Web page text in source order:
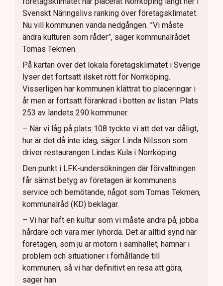
Svenskt Näringslivs ranking över företagsklimatet.
Nu vill kommunen vända nedgången. ”Vi måste
ändra kulturen som råder”, säger kommunalrådet
Tomas Tekmen.
På kartan över det lokala företagsklimatet i Sverige
lyser det fortsatt ilsket rött för Norrköping.
Visserligen har kommunen klättrat tio placeringar i
år men är fortsatt förankrad i botten av listan: Plats
253 av landets 290 kommuner.
– När vi låg på plats 108 tyckte vi att det var dåligt,
hur är det då inte idag, säger Linda Nilsson som
driver restaurangen Lindas Kula i Norrköping.
Den punkt i LFK-undersökningen där förvaltningen
får sämst betyg av företagen är kommunens
service och bemötande, något som Tomas Tekmen,
kommunalråd (KD) beklagar.
– Vi har haft en kultur som vi måste ändra på, jobba
hårdare och vara mer lyhörda. Det är alltid synd när
företagen, som ju är motorn i samhället, hamnar i
problem och situationer i förhållande till
kommunen, så vi har definitivt en resa att göra,
säger han.